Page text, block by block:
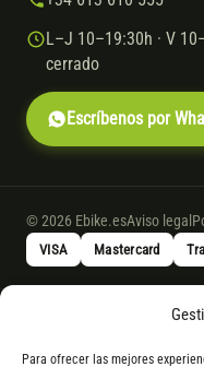
Para ofrecer las mejores
L–J 10–19:30h · V
cerrado
Escríbenos por
© 2026 Ebike.esAviso legal
VISA Mastercard
* Financiación